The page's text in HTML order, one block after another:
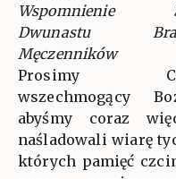
Wspomnienie
Dwunastu
Męczenników
Prosimy
wszechmogący
abyśmy coraz
naśladowali wiarę
których pamięć